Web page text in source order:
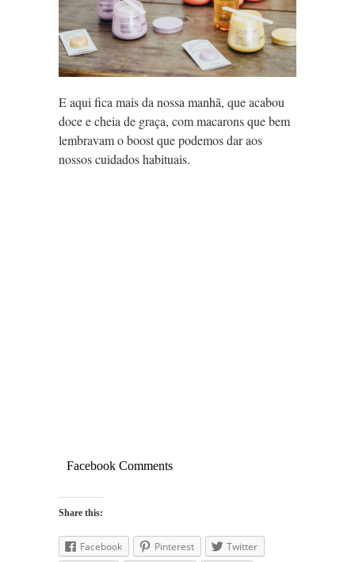
E aqui fica mais da nossa manhã, que acabou
doce e cheia de graça, com macarons que bem
lembravam o boost que podemos dar aos
nossos cuidados habituais.
Facebook Comments
Share this:
Facebook Pinterest
Twitter